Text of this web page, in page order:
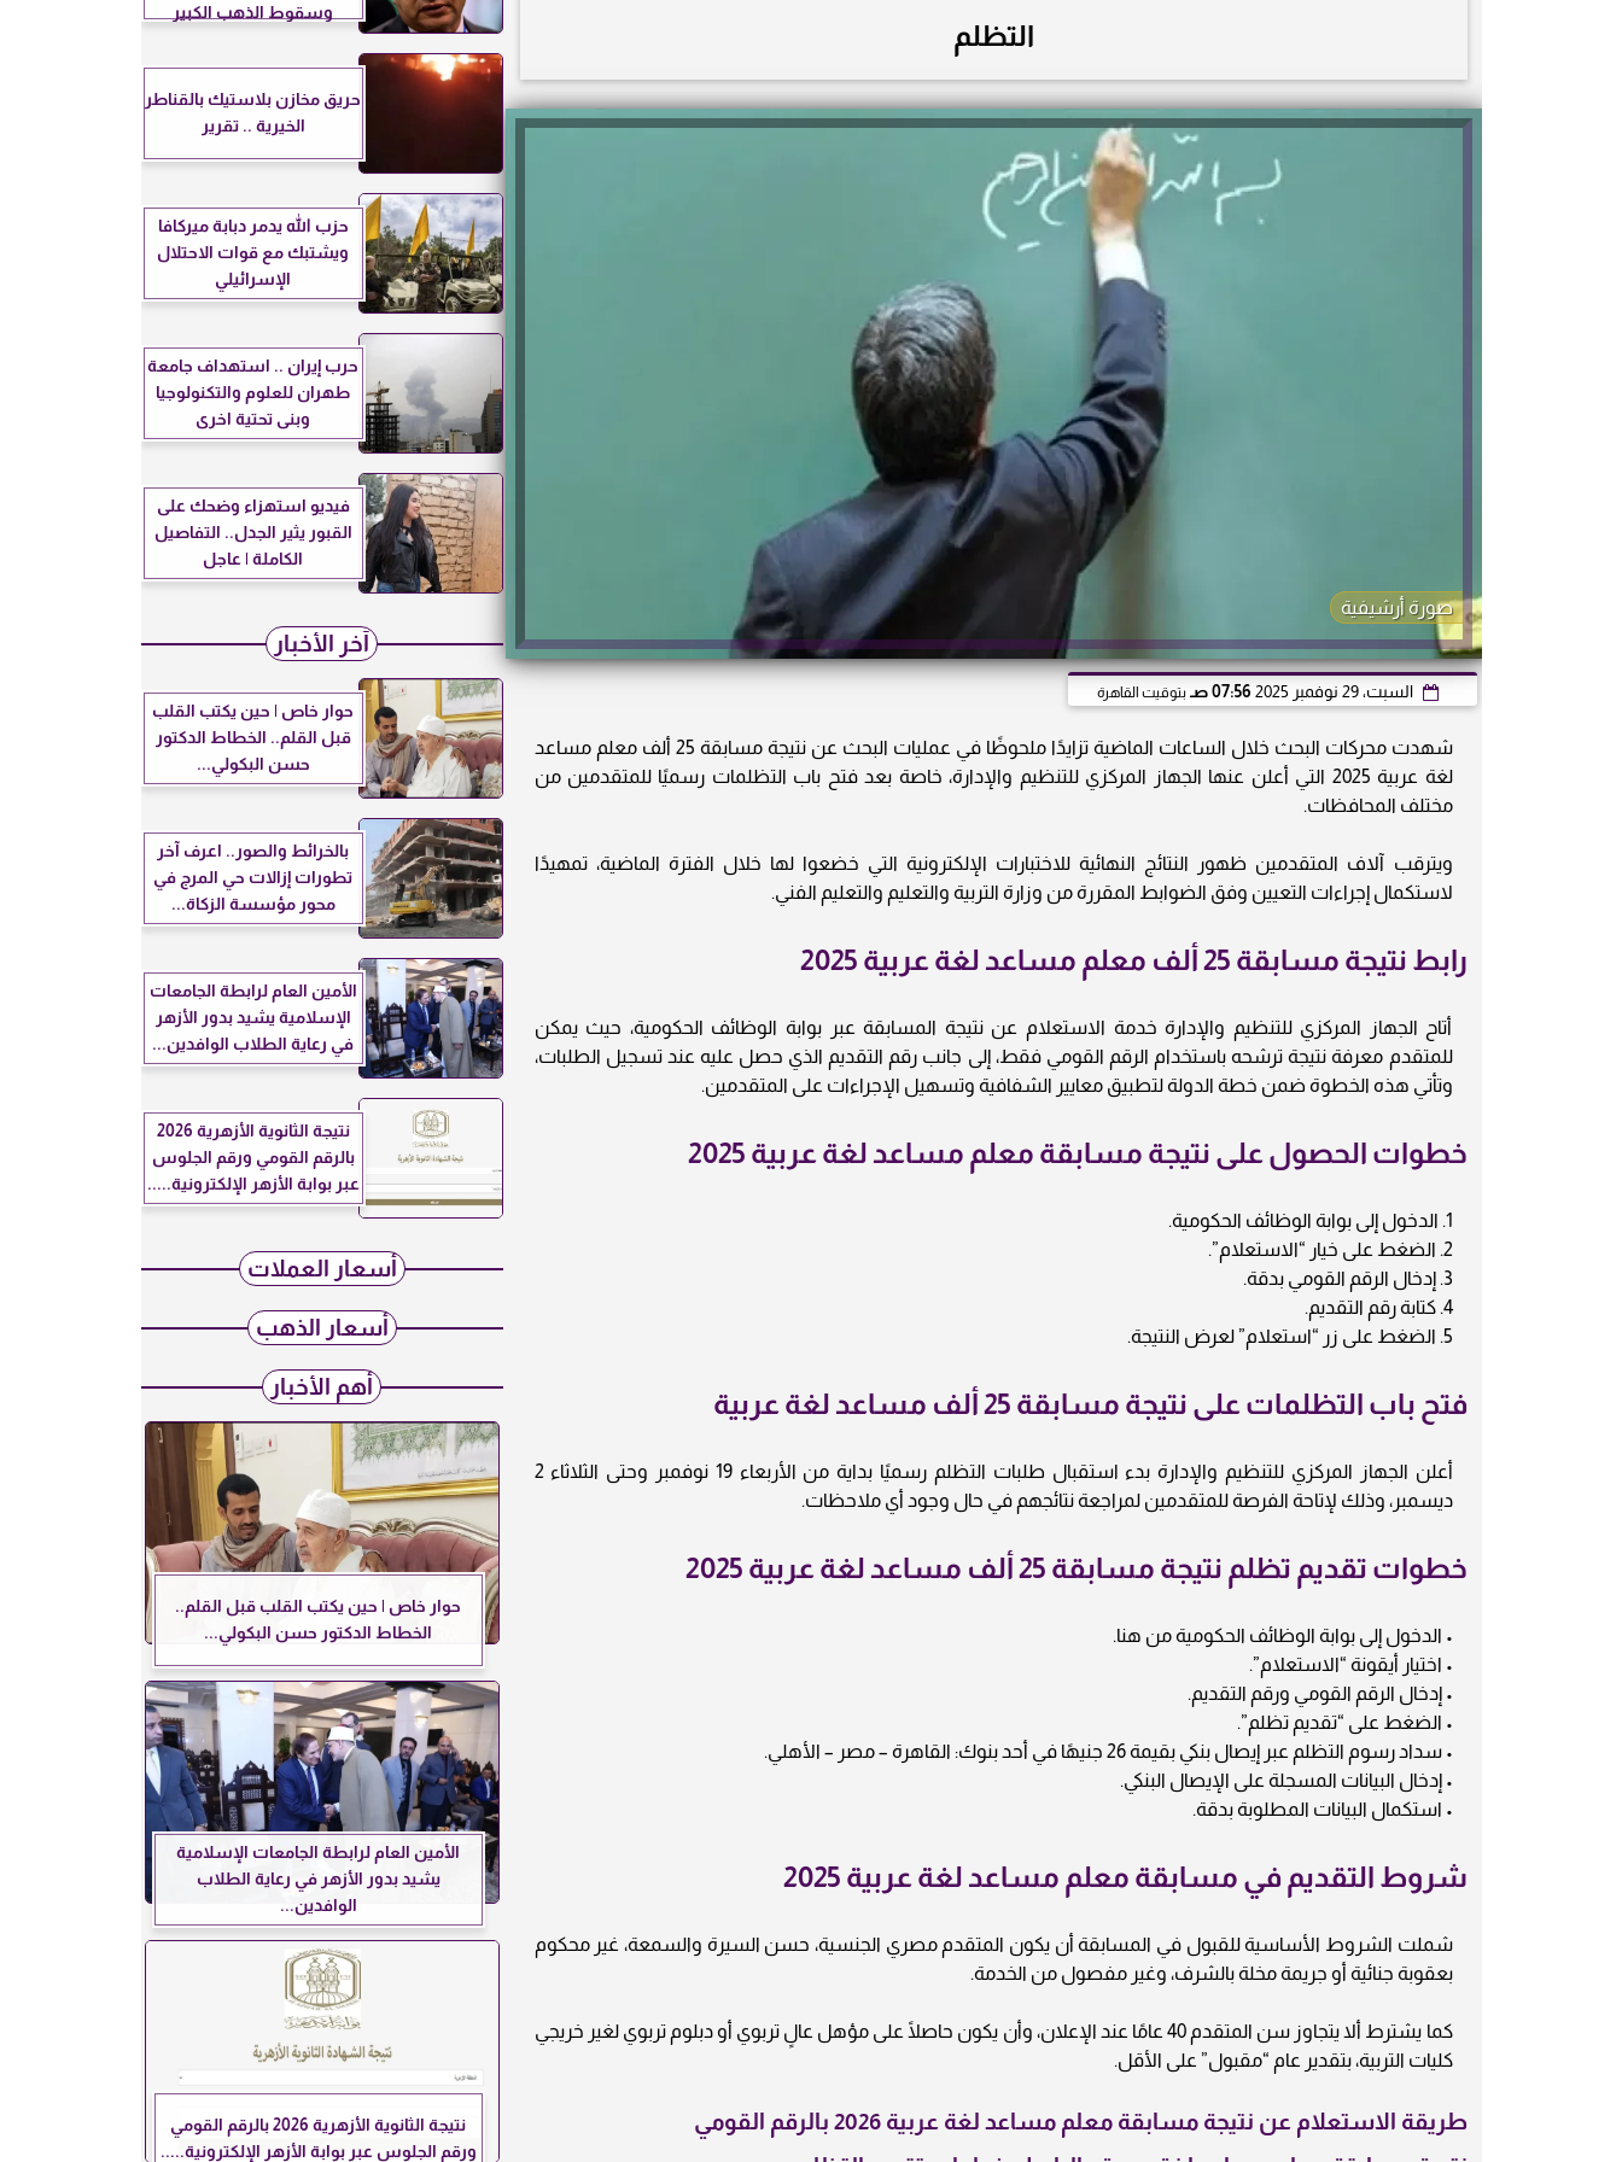
التظلم
صورة أرشيفية
السبت، 29 نوفمبر 2025 07:56 صـ بتوقيت القاهرة
شهدت محركات البحث خلال الساعات الماضية تزايدًا ملحوظًا في عمليات البحث عن نتيجة مسابقة 25 ألف معلم مساعد
لغة عربية 2025 التي أعلن عنها الجهاز المركزي للتنظيم والإدارة، خاصة بعد فتح باب التظلمات رسميًا للمتقدمين من
مختلف المحافظات.
ويترقب آلاف المتقدمين ظهور النتائج النهائية للاختبارات الإلكترونية التي خضعوا لها خلال الفترة الماضية، تمهيدًا
لاستكمال إجراءات التعيين وفق الضوابط المقررة من وزارة التربية والتعليم والتعليم الفني.
رابط نتيجة مسابقة 25 ألف معلم مساعد لغة عربية 2025
أتاح الجهاز المركزي للتنظيم والإدارة خدمة الاستعلام عن نتيجة المسابقة عبر بوابة الوظائف الحكومية، حيث يمكن
للمتقدم معرفة نتيجة ترشحه باستخدام الرقم القومي فقط، إلى جانب رقم التقديم الذي حصل عليه عند تسجيل الطلبات،
وتأتي هذه الخطوة ضمن خطة الدولة لتطبيق معايير الشفافية وتسهيل الإجراءات على المتقدمين.
خطوات الحصول على نتيجة مسابقة معلم مساعد لغة عربية 2025
1. الدخول إلى بوابة الوظائف الحكومية.
2. الضغط على خيار “الاستعلام”.
3. إدخال الرقم القومي بدقة.
4. كتابة رقم التقديم.
5. الضغط على زر “استعلام” لعرض النتيجة.
فتح باب التظلمات على نتيجة مسابقة 25 ألف مساعد لغة عربية
أعلن الجهاز المركزي للتنظيم والإدارة بدء استقبال طلبات التظلم رسميًا بداية من الأربعاء 19 نوفمبر وحتى الثلاثاء 2
ديسمبر، وذلك لإتاحة الفرصة للمتقدمين لمراجعة نتائجهم في حال وجود أي ملاحظات.
خطوات تقديم تظلم نتيجة مسابقة 25 ألف مساعد لغة عربية 2025
• الدخول إلى بوابة الوظائف الحكومية من هنا.
• اختيار أيقونة “الاستعلام”.
• إدخال الرقم القومي ورقم التقديم.
• الضغط على “تقديم تظلم”.
• سداد رسوم التظلم عبر إيصال بنكي بقيمة 26 جنيهًا في أحد بنوك: القاهرة – مصر – الأهلي.
• إدخال البيانات المسجلة على الإيصال البنكي.
• استكمال البيانات المطلوبة بدقة.
شروط التقديم في مسابقة معلم مساعد لغة عربية 2025
شملت الشروط الأساسية للقبول في المسابقة أن يكون المتقدم مصري الجنسية، حسن السيرة والسمعة، غير محكوم
بعقوبة جنائية أو جريمة مخلة بالشرف، وغير مفصول من الخدمة.
كما يشترط ألا يتجاوز سن المتقدم 40 عامًا عند الإعلان، وأن يكون حاصلًا على مؤهل عالٍ تربوي أو دبلوم تربوي لغير خريجي
كليات التربية، بتقدير عام “مقبول” على الأقل.
طريقة الاستعلام عن نتيجة مسابقة معلم مساعد لغة عربية 2026 بالرقم القومي
وسقوط الذهب الكبير
حريق مخازن بلاستيك بالقناطر
الخيرية .. تقرير
حزب الله يدمر دبابة ميركافا
ويشتبك مع قوات الاحتلال
الإسرائيلي
حرب إيران .. استهداف جامعة
طهران للعلوم والتكنولوجيا
وبنى تحتية اخرى
فيديو استهزاء وضحك على
القبور يثير الجدل.. التفاصيل
الكاملة | عاجل
آخر الأخبار
حوار خاص | حين يكتب القلب
قبل القلم.. الخطاط الدكتور
حسن البكولي...
بالخرائط والصور.. اعرف آخر
تطورات إزالات حي المرج في
محور مؤسسة الزكاة...
الأمين العام لرابطة الجامعات
الإسلامية يشيد بدور الأزهر
في رعاية الطلاب الوافدين...
نتيجة الثانوية الأزهرية 2026
بالرقم القومي ورقم الجلوس
عبر بوابة الأزهر الإلكترونية.....
أسعار العملات
أسعار الذهب
أهم الأخبار
حوار خاص | حين يكتب القلب قبل القلم..
الخطاط الدكتور حسن البكولي...
الأمين العام لرابطة الجامعات الإسلامية
يشيد بدور الأزهر في رعاية الطلاب
الوافدين...
نتيجة الثانوية الأزهرية 2026 بالرقم القومي
ورقم الجلوس عبر بوابة الأزهر الإلكترونية.....